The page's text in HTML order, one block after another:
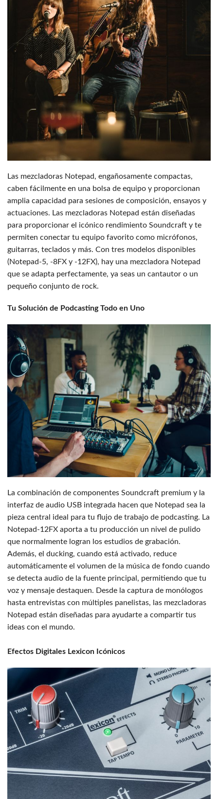
Las mezcladoras Notepad, engañosamente compactas,
caben fácilmente en una bolsa de equipo y proporcionan
amplia capacidad para sesiones de composición, ensayos y
actuaciones. Las mezcladoras Notepad están diseñadas
para proporcionar el icónico rendimiento Soundcraft y te
permiten conectar tu equipo favorito como micrófonos,
guitarras, teclados y más. Con tres modelos disponibles
(Notepad-5, -8FX y -12FX), hay una mezcladora Notepad
que se adapta perfectamente, ya seas un cantautor o un
pequeño conjunto de rock.
Tu Solución de Podcasting Todo en Uno
La combinación de componentes Soundcraft premium y la
interfaz de audio USB integrada hacen que Notepad sea la
pieza central ideal para tu flujo de trabajo de podcasting. La
Notepad-12FX aporta a tu producción un nivel de pulido
que normalmente logran los estudios de grabación.
Además, el ducking, cuando está activado, reduce
automáticamente el volumen de la música de fondo cuando
se detecta audio de la fuente principal, permitiendo que tu
voz y mensaje destaquen. Desde la captura de monólogos
hasta entrevistas con múltiples panelistas, las mezcladoras
Notepad están diseñadas para ayudarte a compartir tus
ideas con el mundo.
Efectos Digitales Lexicon Icónicos